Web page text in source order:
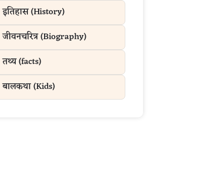
इतिहास (History)
जीवनचरित्र (Biography)
तथ्य (facts)
बालकथा (Kids)